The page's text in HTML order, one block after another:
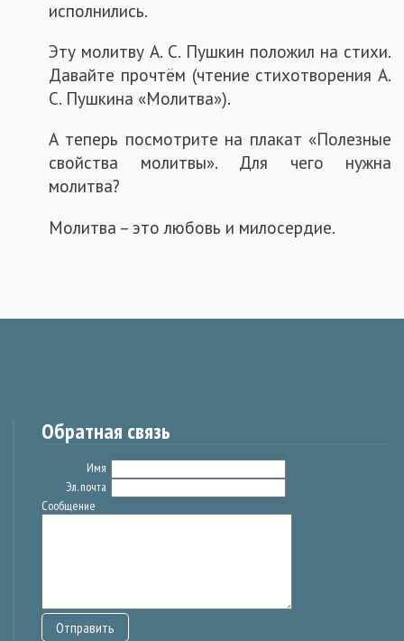
исполнились.
Эту молитву А. С. Пушкин положил на стихи.
Давайте прочтём (чтение стихотворения А.
С. Пушкина «Молитва»).
А теперь посмотрите на плакат «Полезные
свойства молитвы». Для чего нужна
молитва?
Молитва – это любовь и милосердие.
Обратная связь
Имя
Эл. почта
Сообщение